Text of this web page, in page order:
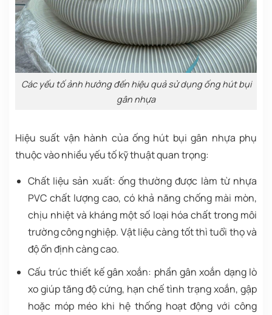
Các yếu tố ảnh hưởng đến hiệu quả sử dụng ống hút bụi
gân nhựa
Hiệu suất vận hành của ống hút bụi gân nhựa phụ
thuộc vào nhiều yếu tố kỹ thuật quan trọng:
Chất liệu sản xuất: ống thường được làm từ nhựa
PVC chất lượng cao, có khả năng chống mài mòn,
chịu nhiệt và kháng một số loại hóa chất trong môi
trường công nghiệp. Vật liệu càng tốt thì tuổi thọ và
độ ổn định càng cao.
Cấu trúc thiết kế gân xoắn: phần gân xoắn dạng lò
xo giúp tăng độ cứng, hạn chế tình trạng xoắn, gập
hoặc móp méo khi hệ thống hoạt động với công